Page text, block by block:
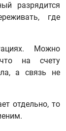
разрядится
где
Можно
на счету
а связь не
отдельно, то